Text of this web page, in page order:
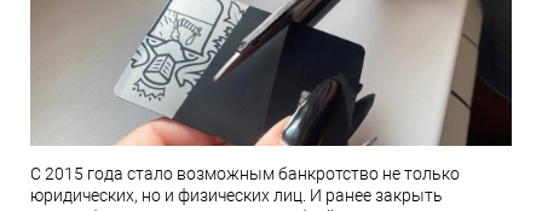
С 2015 года стало возможным банкротство не только
юридических, но и физических лиц. И ранее закрыть